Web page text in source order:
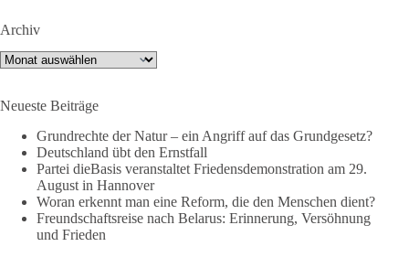
🟩🟩🟦🟦🟥🟥🟧🟧
verliert den Menschen aus dem Blick.
Europa braucht eine Migrationspolitik, die auf drei
Grundpfeilern beruht:
✅ Achtung der Menschenwürde
Archiv
Archiv
Neueste Beiträge
Grundrechte der Natur – ein Angriff auf das Grundgesetz?
Deutschland übt den Ernstfall
Partei dieBasis veranstaltet Friedensdemonstration am 29.
August in Hannover
Woran erkennt man eine Reform, die den Menschen dient?
Freundschaftsreise nach Belarus: Erinnerung, Versöhnung
und Frieden